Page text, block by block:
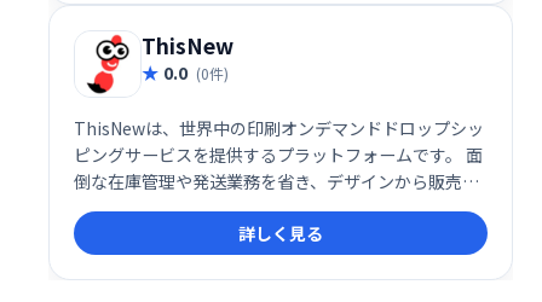
ThisNew
0.0 (0件)
ThisNewは、世界中の印刷オンデマンドドロップシッ
ピングサービスを提供するプラットフォームです。 面
倒な在庫管理や発送業務を省き、デザインから販売ま
でをスムーズに行えます。グローバルなネットワーク
を活用し、世界中の顧客への販売を支援します。 手軽
に印刷オンデマンドビジネスを始めたい方におすすめ
です。
詳しく見る